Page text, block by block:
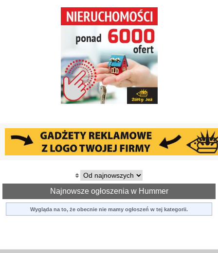
Najnowsze ogłoszenia w Hummer
Wygląda na to, że obecnie nie mamy ogłoszeń w tej kategorii.